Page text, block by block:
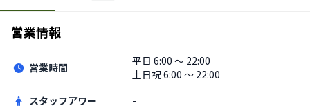
営業情報
営業時間 平日 6:00 〜 22:00
土日祝6:00 〜 22:00
スタッフアワー
-